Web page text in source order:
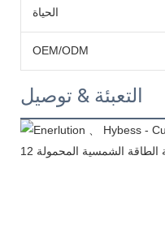
الحياة
OEM/ODM
التعبئة & توصيل